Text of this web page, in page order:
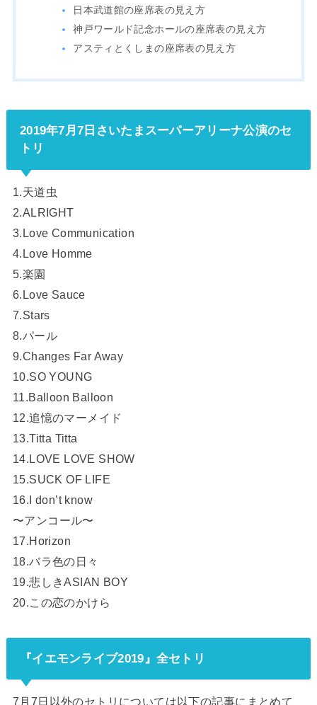
日本武道館の座席表の見え方
神戸ワールド記念ホールの座席表の見え方
アスティとくしまの座席表の見え方
2019年7月7日さいたまスーパーアリーナ公演のセ
トリ
1.天道虫
2.ALRIGHT
3.Love Communication
4.Love Homme
5.楽園
6.Love Sauce
7.Stars
8.パール
9.Changes Far Away
10.SO YOUNG
11.Balloon Balloon
12.追憶のマーメイド
13.Titta Titta
14.LOVE LOVE SHOW
15.SUCK OF LIFE
16.I don’t know
〜アンコール〜
17.Horizon
18.バラ色の日々
19.悲しきASIAN BOY
20.この恋のかけら
『イエモンライブ2019』全セトリ
7月7日以外のセトリについては以下の記事にまとめて